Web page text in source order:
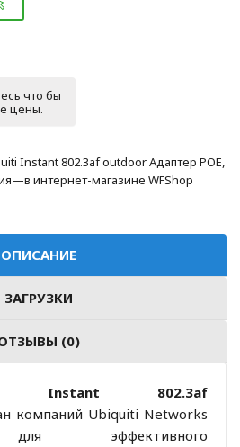
что бы
цены.
Instant 802.3af outdoor Адаптер POE,
интернет-магазине WFShop
ОПИСАНИЕ
ЗАГРУЗКИ
(0)
Instant 802.3af
компаний Ubiquiti Networks
эффективного